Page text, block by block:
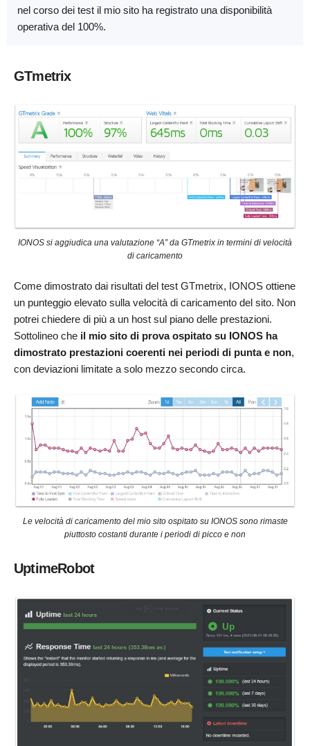
nel corso dei test il mio sito ha registrato una disponibilità
operativa del 100%.
GTmetrix
IONOS si aggiudica una valutazione “A” da GTmetrix in termini di velocità
di caricamento
Come dimostrato dai risultati del test GTmetrix, IONOS ottiene
un punteggio elevato sulla velocità di caricamento del sito. Non
potrei chiedere di più a un host sul piano delle prestazioni.
Sottolineo che il mio sito di prova ospitato su IONOS ha
dimostrato prestazioni coerenti nei periodi di punta e non,
con deviazioni limitate a solo mezzo secondo circa.
Le velocità di caricamento del mio sito ospitato su IONOS sono rimaste
piuttosto costanti durante i periodi di picco e non
UptimeRobot